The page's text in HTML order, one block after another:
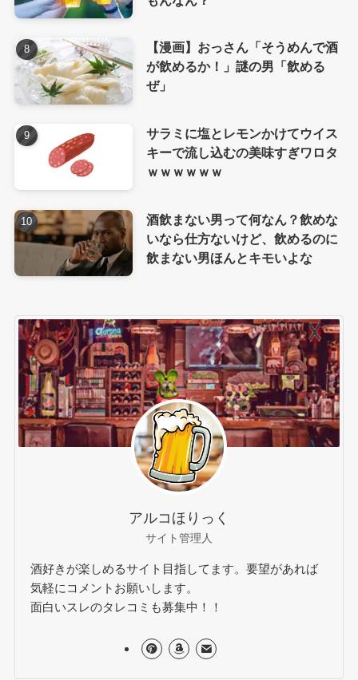
【漫画】おっさん「そうめんで酒
が飲めるか！」謎の男「飲める
ぜ」
サラミに塩とレモンかけてウイス
キーで流し込むの美味すぎワロタ
ｗｗｗｗｗｗ
酒飲まない男って何なん？飲めな
いなら仕方ないけど、飲めるのに
飲まない男ほんとキモいよな
アルコほりっく
サイト管理人
酒好きが楽しめるサイト目指してます。要望があれば
気軽にコメントお願いします。
面白いスレのタレコミも募集中！！